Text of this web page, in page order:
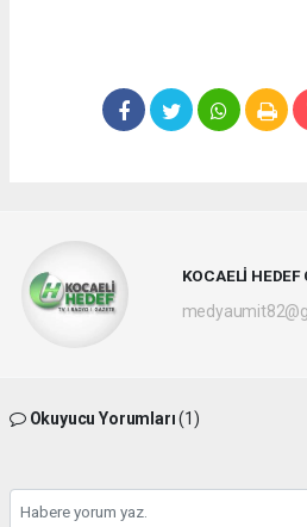
KOCAELİ
Okuyucu Yorumları(1)